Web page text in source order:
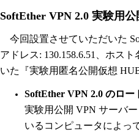
SoftEther VPN 2.0 実験用
今回設置させていただいた
アドレス: 130.158.6.51、ホスト
いた『実験用匿名公開仮想
SoftEther VPN 2.0 のロ
実験用公開 VPN サーバー
いるコンピュータによっ